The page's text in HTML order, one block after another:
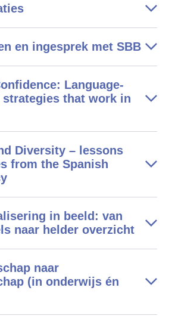
en ingesprek met SBB
Language-
that work in
Diversity – lessons
from the Spanish
in beeld: van
naar helder overzicht
naar
(in onderwijs én